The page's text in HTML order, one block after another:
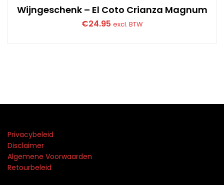
Wijngeschenk – El Coto Crianza Magnum
€24.95 excl. BTW
Privacybeleid
Disclaimer
Algemene Voorwaarden
Retourbeleid